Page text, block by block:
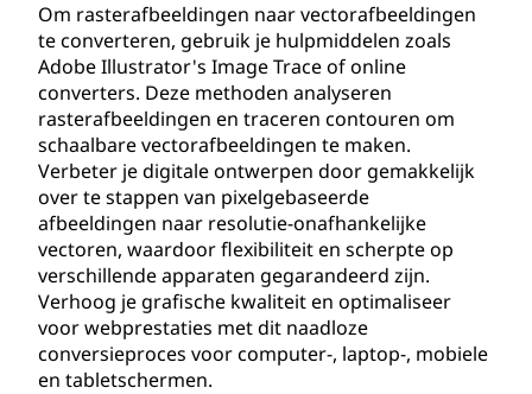
Om rasterafbeeldingen naar vectorafbeeldingen
te converteren, gebruik je hulpmiddelen zoals
Adobe Illustrator's Image Trace of online
converters. Deze methoden analyseren
rasterafbeeldingen en traceren contouren om
schaalbare vectorafbeeldingen te maken.
Verbeter je digitale ontwerpen door gemakkelijk
over te stappen van pixelgebaseerde
afbeeldingen naar resolutie-onafhankelijke
vectoren, waardoor flexibiliteit en scherpte op
verschillende apparaten gegarandeerd zijn.
Verhoog je grafische kwaliteit en optimaliseer
voor webprestaties met dit naadloze
conversieproces voor computer-, laptop-, mobiele
en tabletschermen.